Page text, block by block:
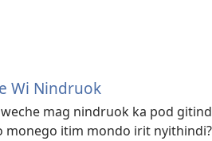
Wi Nindruok
mag nindruok ka pod
monego itim mondo irit nyithindi?